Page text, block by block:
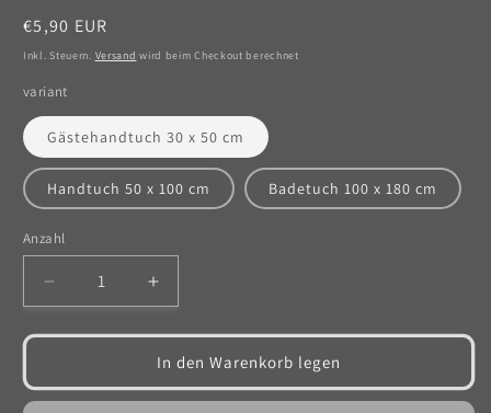
Normaler
Preis
€5,90 EUR
Inkl. Steuern. Versand wird beim Checkout berechnet
variant
Gästehandtuch 30 x 50 cm
Handtuch 50 x 100 cm Badetuch 100 x 180 cm
Anzahl
Anzahl
Verringere
die
Menge
Handtuch
Zoé
Erhöhe
die
Menge
für
Handtuch
Zoé
In den Warenkorb legen